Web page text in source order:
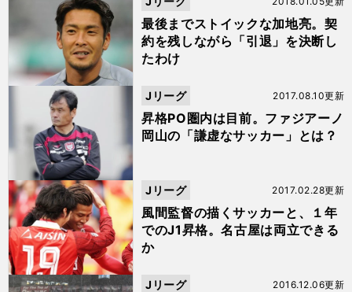
最後までストイックな加地亮。契
約を残しながら「引退」を決断し
たわけ
昇格PO圏内は目前。ファジアーノ
岡山の「謙虚なサッカー」とは？
2017.08.10更新
Jリーグ
風間監督の描くサッカーと、１年
でのJ1昇格。名古屋は両立できる
か
2017.02.28更新
Jリーグ
2016.12.06更新
Jリーグ